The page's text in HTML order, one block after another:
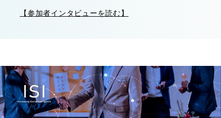
【参加者インタビューを読む】